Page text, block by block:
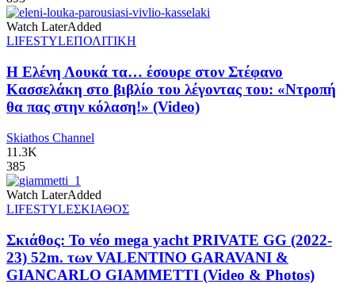
Watch LaterAdded
LIFESTYLEΠΟΛΙΤΙΚΗ
Η Ελένη Λουκά τα… έσουρε στον Στέφανο
Κασσελάκη στο βιβλίο του λέγοντας του: «Ντροπή
θα πας στην κόλαση!» (Video)
Skiathos Channel
11.3K
385
Watch LaterAdded
LIFESTYLEΣΚΙΑΘΟΣ
Σκιάθος: Το νέο mega yacht PRIVATE GG (2022-
23) 52m. των VALENTINO GARAVANI &
GIANCARLO GIAMMETTI (Video & Photos)